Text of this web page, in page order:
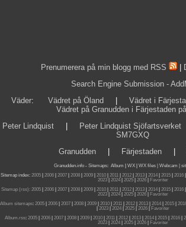
Prenumerera på min blogg med RSS
Search Engine Submission -
Väder: Vädret på Öland Vädret i
Vädret på Granudden i Färjestaden
Peter Lindquist
Peter Lindquist Sjöfartsverket
SM7GXQ
Granudden| Färjestaden|
Granudden.info- Sitemaps: Album WX WX files | Webcam |
Sitemap index: 2005| 2006| 2007| 2008| 2009| 2010| 2011| 2012| 2013| 2014| 2015| 2016|
2023| 2024| 2025| 2026|
Favoriter
Sitemap (rss): 2005 2006 2007 2008 2009 2010 2011 2012 2013 2014 2015 2016
2023| 2024| 2025| 2026|
Favoriter
Album sitemaps: 2005 2006 2007 2008 2009 2010 2011 2012 2013 2014 2015
2023| 2024| 2025| 2026|
Favoriter
Album.rss: 2005 2006 2007 2008 2009 2010 2011 2012 2013 2014 2015 2016
2023| 2024| 2025| 2026|
Favoriter